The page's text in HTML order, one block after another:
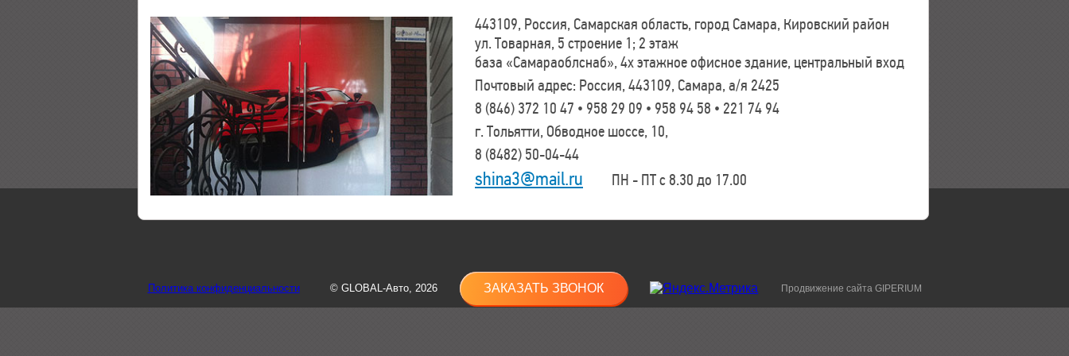
443109, Россия, Самарская область, город Самара, Кировский район
ул. Товарная, 5 строение 1; 2 этаж
база «Самараоблснаб», 4х этажное офисное здание, центральный вход
Почтовый адрес: Россия, 443109, Самара, а/я 2425
8 (846) 372 10 47 • 958 29 09 • 958 94 58 • 221 74 94
г. Тольятти, Обводное шоссе, 10,
8 (8482) 50-04-44
shina3@mail.ru ПН - ПТ с 8.30 до 17.00
Политика конфиденциальности © GLOBAL-Авто, 2026 ЗАКАЗАТЬ ЗВОНОК Продвижение сайта GIPERIUM